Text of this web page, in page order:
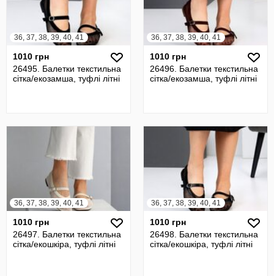
36, 37, 38, 39, 40, 41
1010 грн
26495. Балетки текстильна
сітка/екозамша, туфлі літні
36, 37, 38, 39, 40, 41
1010 грн
26496. Балетки текстильна
сітка/екозамша, туфлі літні
36, 37, 38, 39, 40, 41
1010 грн
26497. Балетки текстильна
сітка/екошкіра, туфлі літні
36, 37, 38, 39, 40, 41
1010 грн
26498. Балетки текстильна
сітка/екошкіра, туфлі літні